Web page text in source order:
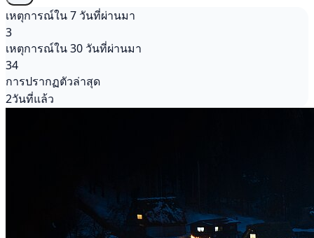
เหตุการณ์ใน 7 วันที่ผ่านมา
3
เหตุการณ์ใน 30 วันที่ผ่านมา
34
การปรากฏตัวล่าสุด
2วันที่แล้ว